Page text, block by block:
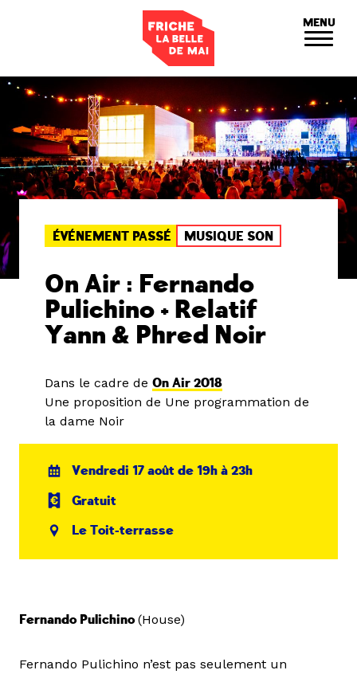
MENU
ÉVÉNEMENT PASSÉ MUSIQUE SON
On Air : Fernando
Pulichino + Relatif
Yann & Phred Noir
Dans le cadre de On Air 2018
Une proposition de Une programmation de
la dame Noir
Vendredi 17 août de 19h à 23h
Gratuit
Le Toit-terrasse
Fernando Pulichino(House)
Fernando Pulichino n’est pas seulement un
Panneau de gestion des cookies